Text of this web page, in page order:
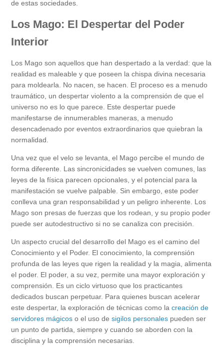
de estas sociedades.
Los Mago: El Despertar del Poder
Interior
Los Mago son aquellos que han despertado a la verdad: que la
realidad es maleable y que poseen la chispa divina necesaria
para moldearla. No nacen, se hacen. El proceso es a menudo
traumático, un despertar violento a la comprensión de que el
universo no es lo que parece. Este despertar puede
manifestarse de innumerables maneras, a menudo
desencadenado por eventos extraordinarios que quiebran la
normalidad.
Una vez que el velo se levanta, el Mago percibe el mundo de
forma diferente. Las sincronicidades se vuelven comunes, las
leyes de la física parecen opcionales, y el potencial para la
manifestación se vuelve palpable. Sin embargo, este poder
conlleva una gran responsabilidad y un peligro inherente. Los
Mago son presas de fuerzas que los rodean, y su propio poder
puede ser autodestructivo si no se canaliza con precisión.
Un aspecto crucial del desarrollo del Mago es el camino del
Conocimiento y el Poder. El conocimiento, la comprensión
profunda de las leyes que rigen la realidad y la magia, alimenta
el poder. El poder, a su vez, permite una mayor exploración y
comprensión. Es un ciclo virtuoso que los practicantes
dedicados buscan perpetuar. Para quienes buscan acelerar
este despertar, la exploración de técnicas como la creación de
servidores mágicos o el uso de sigilos personales pueden ser
un punto de partida, siempre y cuando se aborden con la
disciplina y la comprensión necesarias.